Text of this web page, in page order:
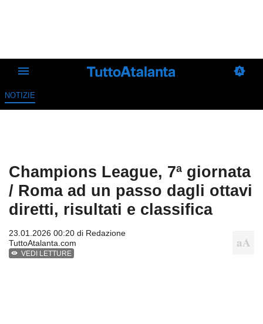
NOTIZIE
Champions League, 7ª giornata
/ Roma ad un passo dagli ottavi
diretti, risultati e classifica
23.01.2026 00:20 di Redazione
TuttoAtalanta.com
VEDI LETTURE